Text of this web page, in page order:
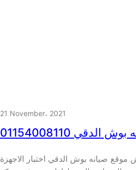
21 November، 2021
01154008110
صيانه بوش الدقي اختبار الاجهزة